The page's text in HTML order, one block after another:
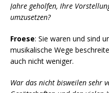
Jahre geholfen, Ihre
umzusetzen?
Froese: Sie waren und sind
musikalische Wege
auch nicht weniger.
War das nicht bisweilen sehr